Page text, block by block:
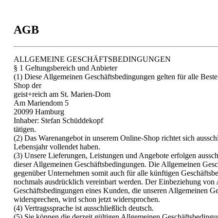
AGB
ALLGEMEINE GESCHÄFTSBEDINGUNGEN
§ 1 Geltungsbereich und Anbieter
(1) Diese Allgemeinen Geschäftsbedingungen gelten für alle
Shop der
geist+reich am St. Marien-Dom
Am Mariendom 5
20099 Hamburg
Inhaber: Stefan Schüddekopf
tätigen.
(2) Das Warenangebot in unserem Online-Shop richtet sich
Lebensjahr vollendet haben.
(3) Unsere Lieferungen, Leistungen und Angebote erfolgen
dieser Allgemeinen Geschäftsbedingungen. Die Allgemeinen
gegenüber Unternehmen somit auch für alle künftigen
nochmals ausdrücklich vereinbart werden. Der Einbeziehung von
Geschäftsbedingungen eines Kunden, die unseren Allgemeinen
widersprechen, wird schon jetzt widersprochen.
(4) Vertragssprache ist ausschließlich deutsch.